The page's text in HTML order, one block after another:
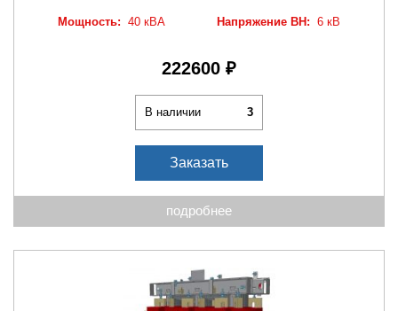
Мощность: 40 кВА Напряжение ВН: 6 кВ
222600 ₽
В наличии 3
Заказать
подробнее